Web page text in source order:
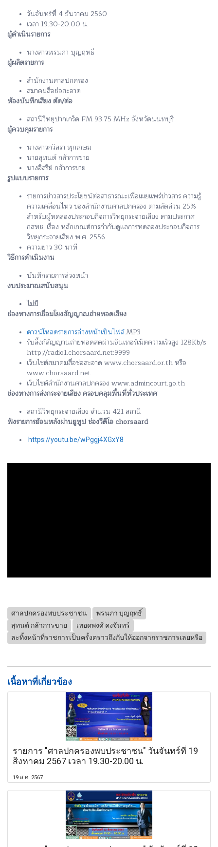
วันจันทร์ที่ 4 ธันวาคม 2560
เวลา 19.30-20.00 น.
ผู้ดำเนินรายการ
นางสาวพรนภา บุญฤทธิ์
ผู้ผลิตรายการ
สำนักงานศาลปกครอง
สมาคมสื่อช่อสะอาด
ห้องบันทึกเสียง ตัด/ต่อ
สถานีวิทยุปากเกร็ด FM 93.75 MHz จังหวัดนนทบุรี
ผู้ควบคุมรายการ
นางสาวกวิสรา พุกเกษม
นายสุทนต์ กล้าการขาย
นางอิสรีย์ กล้าการขาย
รูปแบบรายการ
รายการข่าวสารประโยชน์ต่อสาธารณะเพื่อเผยแพร่ข่าวสาร ความรู้
ความเคลื่อนไหว ของสำนักงานศาลปกครอง ตามสัดส่วน 25%
สำหรับผู้ทดลองประกอบกิจการวิทยุกระจายเสียง ตามประกาศ
กสทช. เรื่อง หลักเกณฑ์การกำกับดูแลการทดลองประกอบกิจการ
วิทยุกระจายเสียง พ.ศ. 2556
ความยาว 30 นาที
วิธีการดำเนินงาน
บันทึกรายการล่วงหน้า
งบประมาณสนับสนุน
ไม่มี
ช่องทางการเชื่อมโยงสัญญาณถ่ายทอดเสียง
ดาวน์โหลดรายการล่วงหน้าเป็นไฟล์.MP3
รับลิ้งก์สัญญานถ่ายทอดสดผ่านอินเทอร์เน็ตความเร็วสูง 128Kb/s
http://radio1.chorsaard.net:9999
เว็บไซต์สมาคมสื่อช่อสะอาด www.chorsaard.or.th หรือ
www.chorsaard.net
เว็บไซต์สำนักงานศาลปกครอง www.admincourt.go.th
ช่องทางการส่งกระจายเสียง ครอบคลุมพื้นที่ทั่วประเทศ
สถานีวิทยุกระจายเสียง จำนวน 421 สถานี
ฟังรายการย้อนหลังผ่านยูทูป ช่องวีดีโอ chorsaard
https://youtu.be/wPggj4XGxY8
ศาลปกครองพบประชาชน
พรนภา บุญฤทธิ์
สุทนต์ กล้าการขาย
เทอดพงศ์ คงจันทร์
ละทิ้งหน้าที่ราชการเป็นครั้งคราวถึงกับให้ออกจากราชการเลยหรือ
เนื้อหาที่เกี่ยวข้อง
รายการ "ศาลปกครองพบประชาชน" วันจันทร์ที่ 19
สิงหาคม 2567 เวลา 19.30-20.00 น.
19 ส.ค. 2567